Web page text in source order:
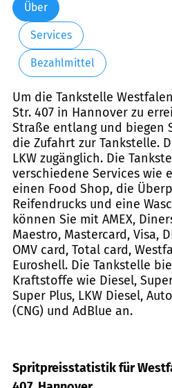
Über
Services
Bezahlmittel
Um die Tankstelle
Str. 407 in Hannover zu
Straße entlang und biegen
die Zufahrt zur Tankstelle.
LKW zugänglich. Die
verschiedene Services wie
einen Food Shop, die
Reifendrucks und eine
können Sie mit AMEX,
Maestro, Mastercard, Visa,
OMV card, Total card,
Euroshell. Die Tankstelle
Kraftstoffe wie Diesel,
Super Plus, LKW Diesel,
(CNG) und AdBlue an.
Spritpreisstatistik für